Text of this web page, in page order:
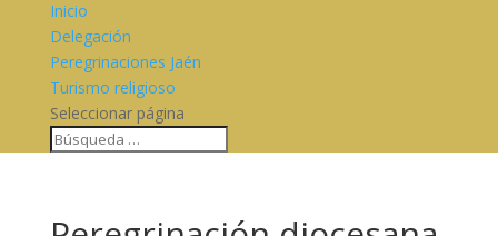
Inicio
Delegación
Peregrinaciones Jaén
Turismo religioso
Seleccionar página